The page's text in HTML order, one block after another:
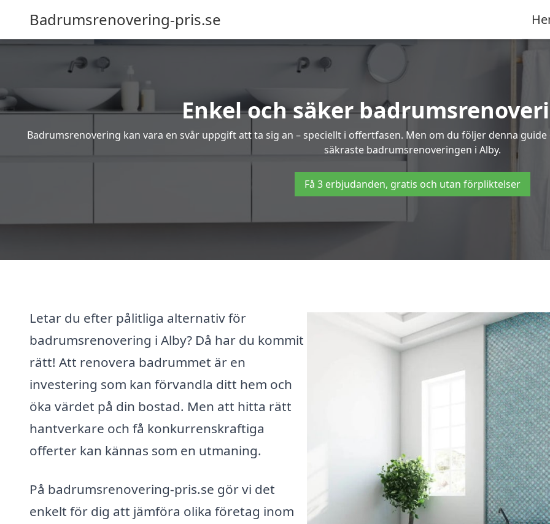
Badrumsrenovering-pris.se
Enkel och säker
Badrumsrenovering kan vara en svår uppgift att ta sig an – speciellt i offertfasen. Men om du följer denna
säkraste badrumsrenoveringen i Alby.
Få 3 erbjudanden, gratis och utan förpliktelser
Letar du efter pålitliga alternativ för
badrumsrenovering i Alby? Då har du kommit
rätt! Att renovera badrummet är en
investering som kan förvandla ditt hem och
öka värdet på din bostad. Men att hitta rätt
hantverkare och få konkurrenskraftiga
offerter kan kännas som en utmaning.
På badrumsrenovering-pris.se gör vi det
enkelt för dig att jämföra olika företag inom